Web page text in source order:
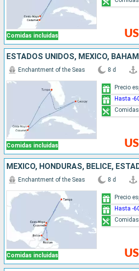
Comidas incluidas
ESTADOS UNIDOS, MÉXICO,
Comidas incluidas
Enchantment of the Seas 8 d
Precio
Hasta -
Comidas incluidas
Enchantment of the Seas 8 d
Precio
Hasta -